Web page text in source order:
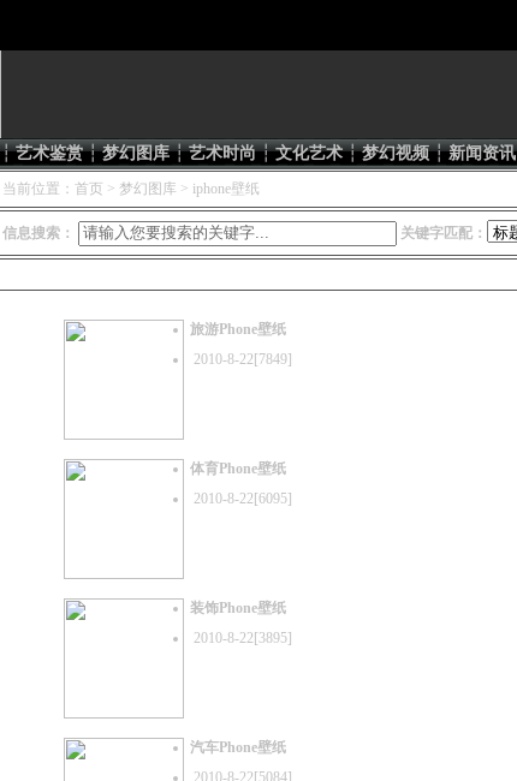
┆ 艺术鉴赏 ┆ 梦幻图库 ┆ 艺术时尚 ┆ 文化艺术 ┆ 梦幻视频 ┆ 新闻资讯
当前位置： 首页 > 梦幻图库 > iphone壁纸
信息搜索： 关键字匹配：
旅游Phone壁纸
2010-8-22[7849]
体育Phone壁纸
2010-8-22[6095]
装饰Phone壁纸
2010-8-22[3895]
汽车Phone壁纸
2010-8-22[5084]